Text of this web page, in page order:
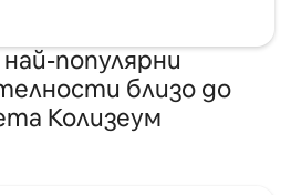
популярни
близо до
Колизеум